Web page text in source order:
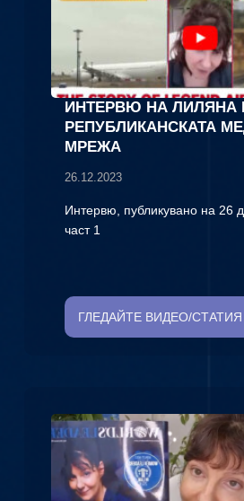
ИНТЕРВЮ НА ЛИЛЯНА
РЕПУБЛИКАНСКАТА
МРЕЖА
26.12.2023
Интервю, публикувано на 26
част 1
ГЛЕДАЙТЕ ВИДЕО/СТАТИЯ